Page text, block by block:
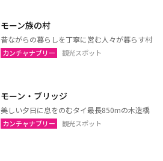
モーン族の村
昔ながらの暮らしを丁寧に営む人々が暮らす村
カンチャナブリー 観光スポット
モーン・ブリッジ
美しい夕日に息をのむタイ最長850mの木造橋
カンチャナブリー 観光スポット